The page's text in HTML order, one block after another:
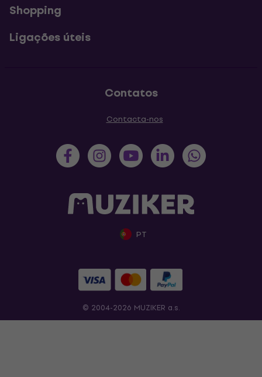
Shopping
Ligações úteis
Contatos
Contacta-nos
PT
© 2004-2026 MUZIKER a.s.